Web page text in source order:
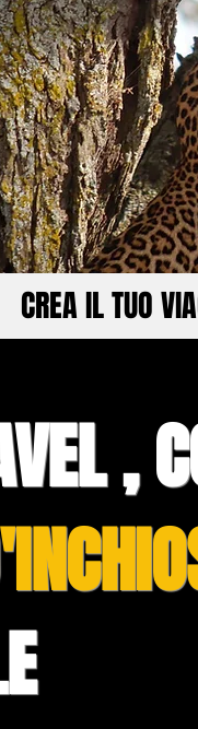
CREA IL TUO
,